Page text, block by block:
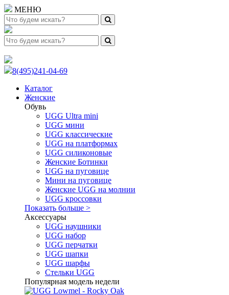
МЕНЮ
8(495)241-04-69
Каталог
Женские
Обувь
UGG Ultra mini
UGG мини
UGG классические
UGG на платформах
UGG силиконовые
Женские Ботинки
UGG на пуговице
Мини на пуговице
Женские UGG на молнии
UGG кроссовки
Показать больше >
Аксессуары
UGG наушники
UGG набор
UGG перчатки
UGG шапки
UGG шарфы
Стельки UGG
Популярная модель недели